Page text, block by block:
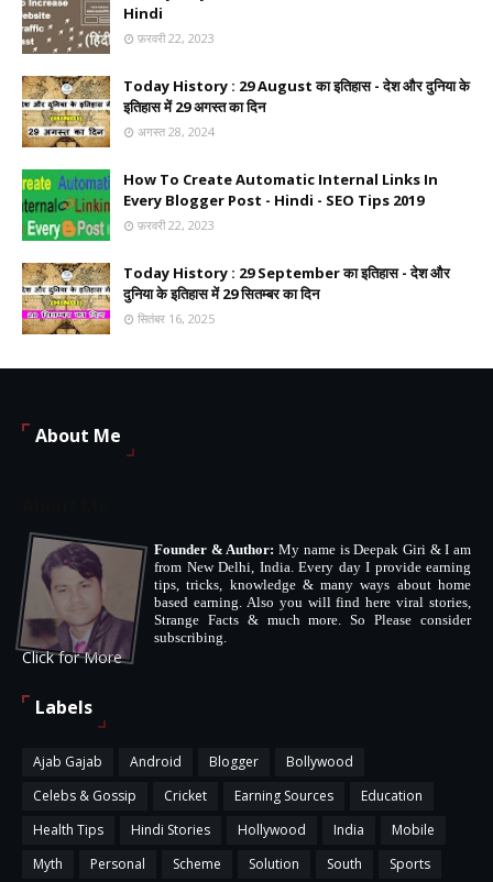
Hindi
फ़रवरी 22, 2023
Today History : 29 August का इतिहास - देश और दुनिया के
इतिहास में 29 अगस्त का दिन
अगस्त 28, 2024
How To Create Automatic Internal Links In
Every Blogger Post - Hindi - SEO Tips 2019
फ़रवरी 22, 2023
Today History : 29 September का इतिहास - देश और
दुनिया के इतिहास में 29 सितम्बर का दिन
सितंबर 16, 2025
About Me
Founder & Author: My name is Deepak Giri & I am
from New Delhi, India. Every day I provide earning
tips, tricks, knowledge & many ways about home
based earning. Also you will find here viral stories,
Strange Facts & much more. So Please consider
subscribing.
Click for More
Labels
Ajab Gajab Android Blogger
Bollywood
Celebs & Gossip
Cricket Earning Sources
Education
Health Tips
Hindi Stories Hollywood India
Mobile
Myth
Personal Scheme Solution South Sports